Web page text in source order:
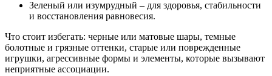
Зеленый или изумрудный – для здоровья, стабильности
и восстановления равновесия.
Что стоит избегать: черные или матовые шары, темные
болотные и грязные оттенки, старые или поврежденные
игрушки, агрессивные формы и элементы, которые вызывают
неприятные ассоциации.